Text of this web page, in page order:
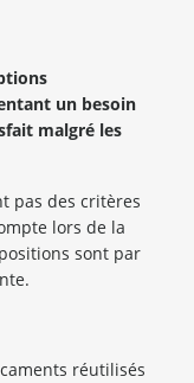
un besoin
malgré les
pas des critères
lors de la
sont par
réutilisés